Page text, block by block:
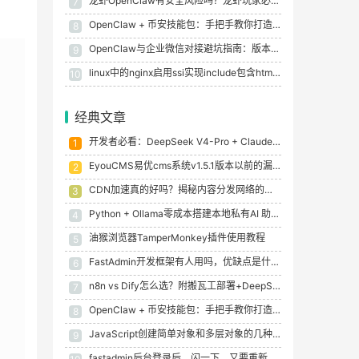
8 OpenClaw + 币安技能包：手把手教你打造专属AI量化交易员，解锁加密财富新密码
9 OpenClaw与企业微信对接避坑指南：版本、IP白名单与常见问题全解析
10 linux中的nginx启用ssi实现include包含html文件
经典文章
1 开发者必看：DeepSeek V4-Pro + Claude Code, 低成本5大场景skills实测值不值？
2 EyouCMS易优cms系统v1.5.1版本以前的漏洞sql注入演示
3 CDN加速真的好吗？揭秘内容分发网络的优缺点与适用场景
4 Python + Ollama零成本搭建本地私有AI 助手：从入门到实战（2026最新版）
5 油猴浏览器TamperMonkey插件使用教程
6 FastAdmin开发框架有人用吗，优缺点是什么？
7 n8n vs Dify怎么选？附搬瓦工部署+DeepSeek开源AI自动化部署实战（2026最新）
8 OpenClaw + 币安技能包：手把手教你打造专属AI量化交易员，解锁加密财富新密码
9 JavaScript创建简单对象和多层对象的几种方法